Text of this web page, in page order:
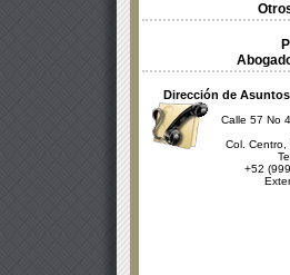
Dirección de
Calle 57 No
Col. Centro,
+52